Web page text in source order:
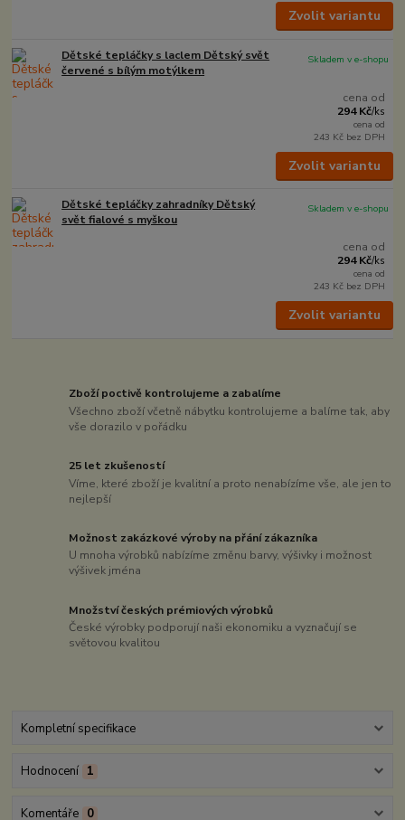
Zvolit variantu
Dětské tepláčky s laclem Dětský svět
červené s bílým motýlkem
cena od
294 Kč/ks
cena od
243 Kč bez DPH
Skladem v e-shopu
Zvolit variantu
Dětské tepláčky zahradníky Dětský
svět fialové s myškou
cena od
294 Kč/ks
cena od
243 Kč bez DPH
Skladem v e-shopu
Zvolit variantu
Zboží poctivě kontrolujeme a zabalíme
Všechno zboží včetně nábytku kontrolujeme a balíme tak, aby
vše dorazilo v pořádku
25 let zkušeností
Víme, které zboží je kvalitní a proto nenabízíme vše, ale jen to
nejlepší
Možnost zakázkové výroby na přání zákazníka
U mnoha výrobků nabízíme změnu barvy, výšivky i možnost
výšivek jména
Množství českých prémiových výrobků
České výrobky podporují naši ekonomiku a vyznačují se
světovou kvalitou
Kompletní specifikace
Hodnocení 1
Komentáře 0